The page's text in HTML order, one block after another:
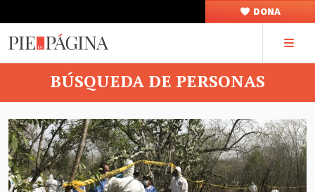
DONA
BÚSQUEDA DE PERSONAS